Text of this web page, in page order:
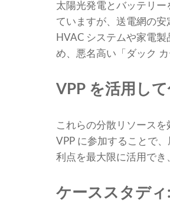
太陽光発電とバッテリ
ていますが、送電網の
HVAC システムや家電
め、悪名高い「ダック
VPP を活用し
これらの分散リソースを
VPP に参加することで
利点を最大限に活用でき
ケーススタディ